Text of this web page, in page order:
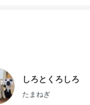
しろとくろしろ
たまねぎ